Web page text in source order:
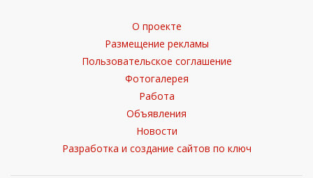
О проекте
Размещение рекламы
Пользовательское соглашение
Фотогалерея
Работа
Объявления
Новости
Разработка и создание сайтов по ключ